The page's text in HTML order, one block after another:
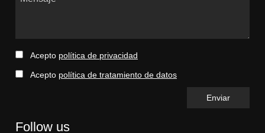
Acepto política de privacidad
Acepto política de tratamiento de datos
Follow us